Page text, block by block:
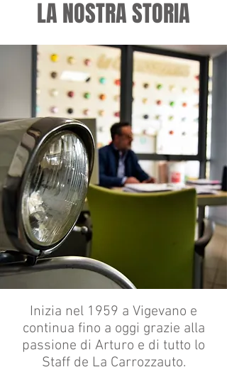
LA NOSTRA STORIA
Inizia nel 1959 a Vigevano e
continua fino a oggi grazie alla
passione di Arturo e di tutto lo
Staff de La Carrozzauto.​